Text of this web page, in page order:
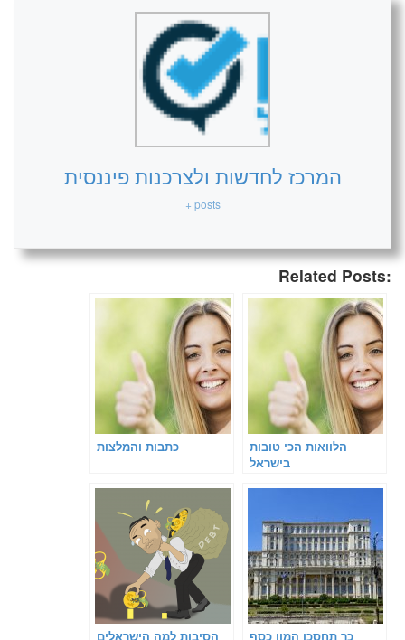
המרכז לחדשות ולצרכנות פיננסית
+ posts
Related Posts:
כתבות והמלצות
הלוואות הכי טובות
בישראל
הסיבות למה הישראלים כך תחסכו המון כסף